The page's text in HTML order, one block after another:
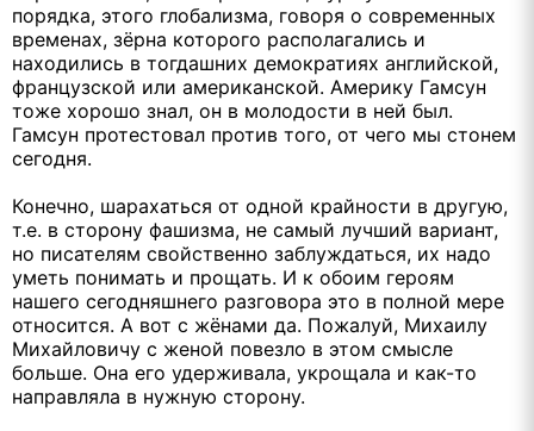
порядка, этого глобализма, говоря о современных
временах, зёрна которого располагались и
находились в тогдашних демократиях английской,
французской или американской. Америку Гамсун
тоже хорошо знал, он в молодости в ней был.
Гамсун протестовал против того, от чего мы стонем
сегодня.
Конечно, шарахаться от одной крайности в другую,
т.е. в сторону фашизма, не самый лучший вариант,
но писателям свойственно заблуждаться, их надо
уметь понимать и прощать. И к обоим героям
нашего сегодняшнего разговора это в полной мере
относится. А вот с жёнами да. Пожалуй, Михаилу
Михайловичу с женой повезло в этом смысле
больше. Она его удерживала, укрощала и как-то
направляла в нужную сторону.